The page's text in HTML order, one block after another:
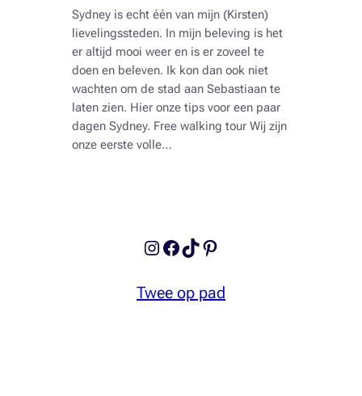
Sydney is echt één van mijn (Kirsten)
lievelingssteden. In mijn beleving is het
er altijd mooi weer en is er zoveel te
doen en beleven. Ik kon dan ook niet
wachten om de stad aan Sebastiaan te
laten zien. Hier onze tips voor een paar
dagen Sydney. Free walking tour Wij zijn
onze eerste volle…
Instagram
Facebook
TikTokPinterest
Twee op pad